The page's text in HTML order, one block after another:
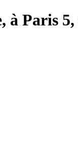
à Paris